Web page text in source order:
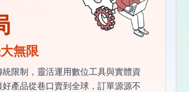
無限
限制，靈活運用數位工具與實體資
產品從巷口賣到全球，訂單源源不